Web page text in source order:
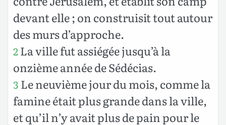
devant elle ; on construisit tout autour
des murs d’approche.
2La ville fut assiégée jusqu’à la
onzième année de Sédécias.
3 Le neuvième jour du mois, comme la
famine était plus grande dans la ville,
et qu’il n’y avait plus de pain pour le